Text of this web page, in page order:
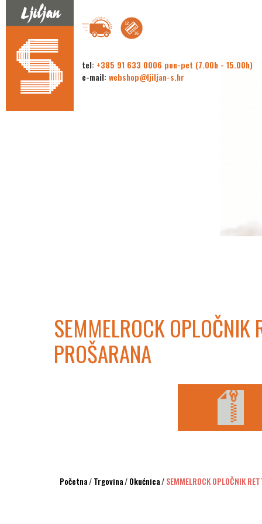
tel: +385 91 633 0006 pon-pet (7.00h - 15.00h)
e-mail: webshop@ljiljan-s.hr
SEMMELROCK OPLOČNIK
PROŠARANA
Početna/Trgovina/Okućnica/SEMMELROCK OPLOČNIK